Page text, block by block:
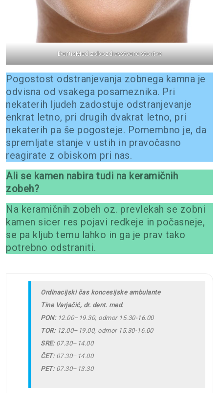
DentisMed zobozdravstvene storitve
Pogostost odstranjevanja zobnega kamna je
odvisna od vsakega posameznika. Pri
nekaterih ljudeh zadostuje odstranjevanje
enkrat letno, pri drugih dvakrat letno, pri
nekaterih pa še pogosteje. Pomembno je, da
spremljate stanje v ustih in pravočasno
reagirate z obiskom pri nas.
Ali se kamen nabira tudi na keramičnih
zobeh?
Na keramičnih zobeh oz. prevlekah se zobni
kamen sicer res pojavi redkeje in počasneje,
se pa kljub temu lahko in ga je prav tako
potrebno odstraniti.
Ordinacijski čas koncesijske ambulante
Tine Varjačić, dr. dent. med.
PON:12.00–19.30, odmor 15.30-16.00
TOR:12.00–19.00, odmor 15.30-16.00
SRE:07.30–14.00
ČET:07.30–14.00
PET:07.30–13.30